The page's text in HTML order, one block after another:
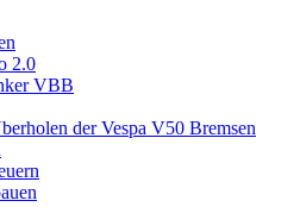
2.0
VBB
der Vespa V50 Bremsen